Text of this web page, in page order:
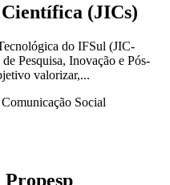
(JICs)
do IFSul (JIC-
Pesquisa, Inovação e Pós-
valorizar,...
Social
Propesp